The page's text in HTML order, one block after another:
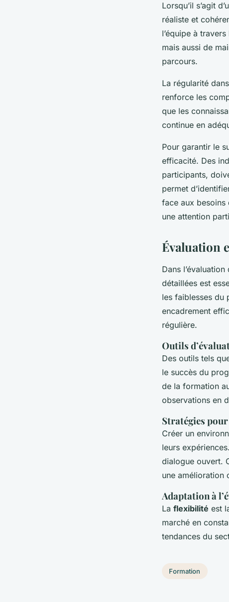
Lorsqu’il s’agit
réaliste et
l’équipe à
mais aussi de
parcours.
La régularité
renforce les
que les
continue en
Pour garantir le
efficacité. Des
participants,
permet
face aux besoins
une attention
Évaluation
Dans l’évaluation
détaillées est
les faiblesses du
encadrement
régulière.
Outils
Des outils tels
le succès du
de la formation
observations en
Stratégies
Créer un
leurs
dialogue ouvert.
une amélioration
Adaptation à
La flexibilité est
marché en
tendances du
Formation